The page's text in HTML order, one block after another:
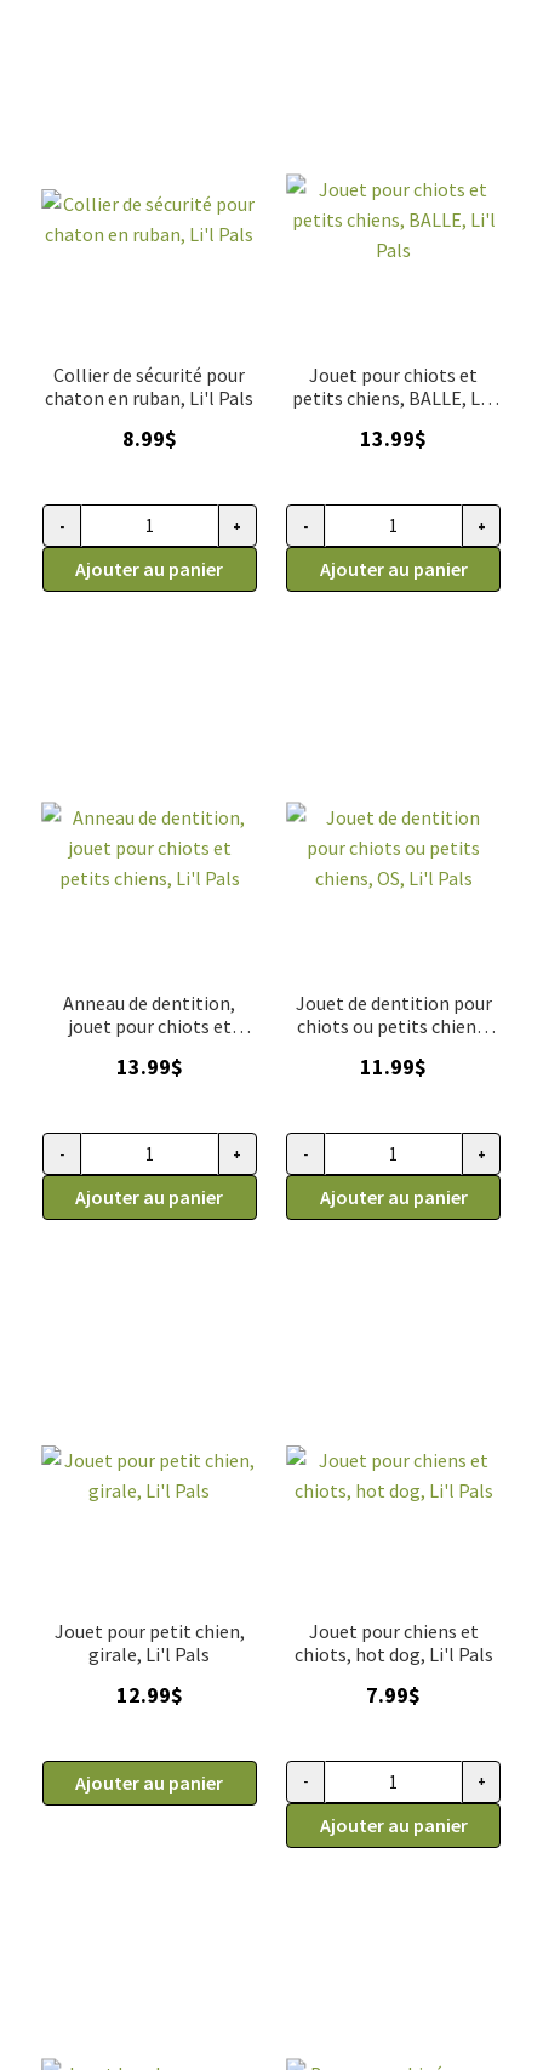
Collier de sécurité pour
chaton en ruban, Li'l Pals
8.99$
quantité de Collier de sécurité pour chaton en ruban, Li'l Pals
- +
Ajouter au panier
Jouet pour chiots et
petits chiens, BALLE, Li'l
13.99$
quantité de Jouet pour chiots
- +
Ajouter au panier
Anneau de dentition,
jouet pour chiots et
13.99$
quantité de Anneau de dentition, jouet pour chiots et petits
- +
Ajouter au panier
Jouet de dentition pour
chiots ou petits chiens,
11.99$
quantité de Jouet de dentition
- +
Ajouter au panier
Jouet pour petit chien,
girale, Li'l Pals
12.99$
Ajouter au panier
Jouet pour chiens et
chiots, hot dog, Li'l Pals
7.99$
quantité de Jouet pour chiens
- +
Ajouter au panier